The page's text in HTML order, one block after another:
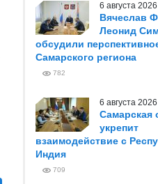
6 августа 2026
Вячеслав
Леонид
обсудили
Самарского региона
782
6 августа 2026
Самарская
укрепит
взаимодействие с
Индия
709